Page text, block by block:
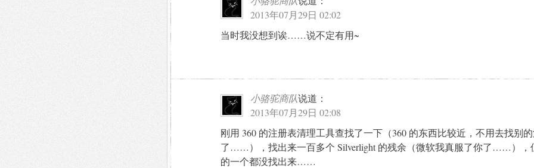
2013年07月29日 02:02
当时我没想到诶……说不定有用~
小骆驼商队说道：
2013年07月29日 02:08
刚用 360 的注册表清理工具查找了一下（360 的东西比较近，不用去找别
了……），找出来一百多个 Silverlight 的残余（微软我真服了你了……），
的一个都没找出来……